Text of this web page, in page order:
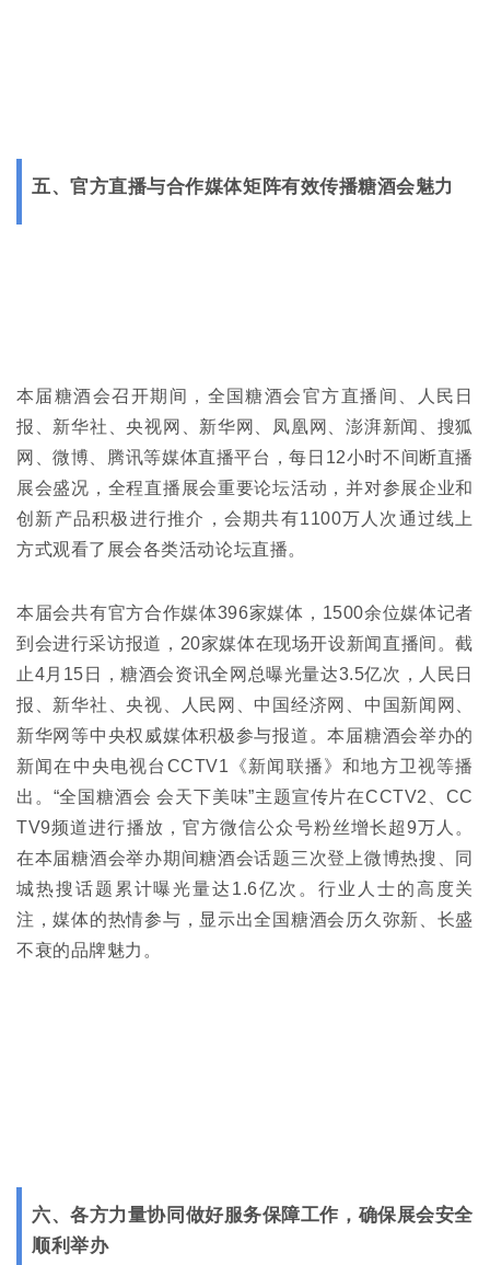
五、官方直播与合作媒体矩阵有效传播糖酒会魅力
本届糖酒会召开期间，全国糖酒会官方直播间、人民日
报、新华社、央视网、新华网、凤凰网、澎湃新闻、搜狐
网、微博、腾讯等媒体直播平台，每日12小时不间断直播
展会盛况，全程直播展会重要论坛活动，并对参展企业和
创新产品积极进行推介，会期共有1100万人次通过线上
方式观看了展会各类活动论坛直播。
本届会共有官方合作媒体396家媒体，1500余位媒体记者
到会进行采访报道，20家媒体在现场开设新闻直播间。截
止4月15日，糖酒会资讯全网总曝光量达3.5亿次，人民日
报、新华社、央视、人民网、中国经济网、中国新闻网、
新华网等中央权威媒体积极参与报道。本届糖酒会举办的
新闻在中央电视台CCTV1《新闻联播》和地方卫视等播
出。“全国糖酒会 会天下美味”主题宣传片在CCTV2、CC
TV9频道进行播放，官方微信公众号粉丝增长超9万人。
在本届糖酒会举办期间糖酒会话题三次登上微博热搜、同
城热搜话题累计曝光量达1.6亿次。行业人士的高度关
注，媒体的热情参与，显示出全国糖酒会历久弥新、长盛
不衰的品牌魅力。
六、各方力量协同做好服务保障工作，确保展会安全
顺利举办